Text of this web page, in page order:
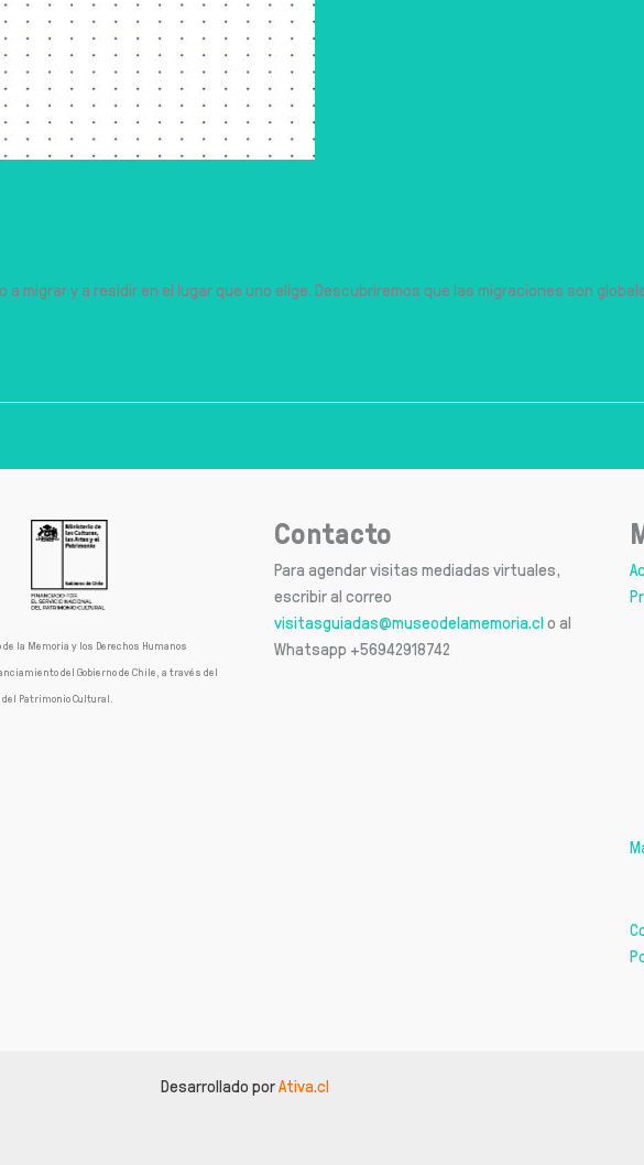
migrar y a residir en el lugar que uno elige. Descubriremos que las migraciones son
de la Memoria y los Derechos Humanos
del Gobierno de Chile, a través del
Patrimonio Cultural.
Contacto
Para agendar visitas mediadas virtuales,
escribir al correo
visitasguiadas@museodelamemoria.clo al
Whatsapp +56942918742
Desarrollado porAtiva.cl